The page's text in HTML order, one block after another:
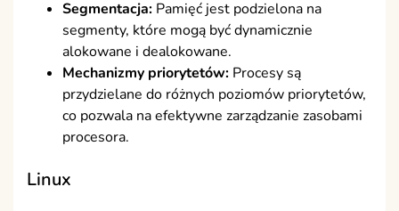
Segmentacja: Pamięć jest podzielona na
segmenty, które mogą być dynamicznie
alokowane i dealokowane.
Mechanizmy priorytetów: Procesy są
przydzielane do różnych poziomów priorytetów,
co pozwala na efektywne zarządzanie zasobami
procesora.
Linux